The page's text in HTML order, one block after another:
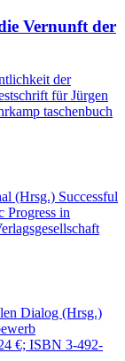
Vernunft der
der
für Jürgen
taschenbuch
(Hrsg.) Successful
Progress in
Dialog (Hrsg.)
€; ISBN 3-492-